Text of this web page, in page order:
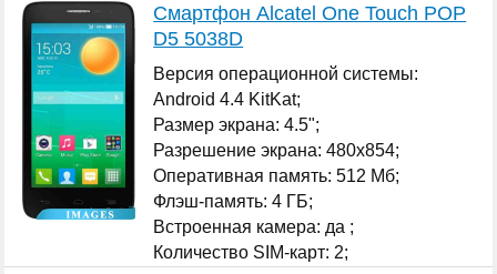
Смартфон Alcatel One Touch POP
D5 5038D
Версия операционной системы:
Android 4.4 KitKat;
Размер экрана: 4.5";
Разрешение экрана: 480x854;
Оперативная память: 512 Мб;
Флэш-память: 4 ГБ;
Встроенная камера: да ;
Количество SIM-карт: 2;